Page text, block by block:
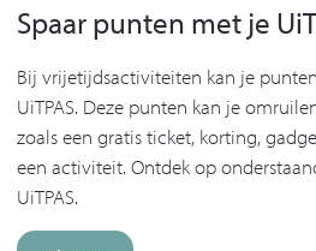
Spaar punten met je
Bij vrijetijdsactiviteiten kan je
UiTPAS. Deze punten kan je
zoals een gratis ticket, korting,
een activiteit. Ontdek op
UiTPAS.